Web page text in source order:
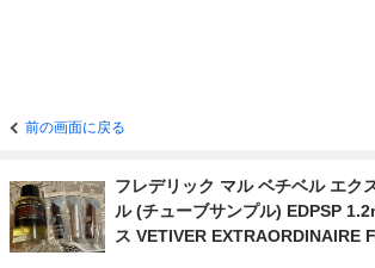
前の画面に戻る
フレデリック マル ベチベル エク
ル (チューブサンプル) EDPSP
ス VETIVER EXTRAORDINAIRE